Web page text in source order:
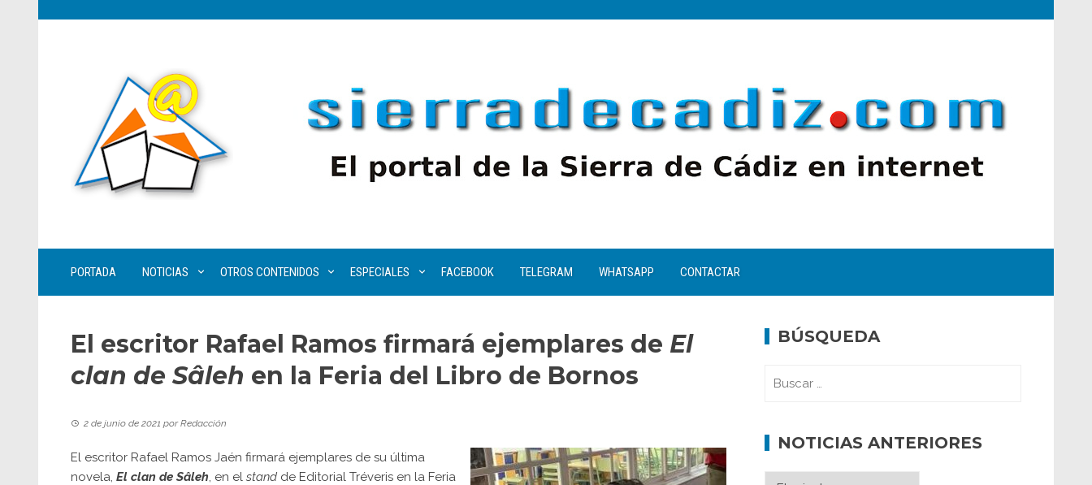
PORTADA NOTICIAS OTROS CONTENIDOS ESPECIALES FACEBOOK TELEGRAM WHATSAPP CONTACTAR
El escritor Rafael Ramos firmará ejemplares de El
clan de Sâleh en la Feria del Libro de Bornos
2 de junio de 2021 porRedacción
El escritor Rafael Ramos Jaén firmará ejemplares de su última
novela, El clan de Sâleh, en el stand de Editorial Tréveris en la Feria
BÚSQUEDA
NOTICIAS ANTERIORES